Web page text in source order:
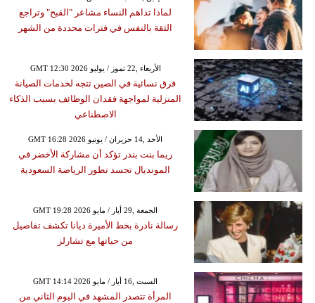
لماذا تداهم النساء مشاعر "القبح" وتراجع
الثقة بالنفس في فترات محددة من الشهر
GMT 12:30 2026 الأربعاء ,22 تموز / يوليو
فرق نسائية في الصين تتجه لخدمات الصيانة
المنزلية لمواجهة فقدان الوظائف بسبب الذكاء
الاصطناعي
GMT 16:28 2026 الأحد ,14 حزيران / يونيو
ريما بنت بندر تؤكد أن مشاركة الأخضر في
المونديال تجسد تطور الرياضة السعودية
GMT 19:28 2026 الجمعة ,29 أيار / مايو
رسالة نادرة بخط الأميرة ديانا تكشف تفاصيل
من حياتها مع تشارلز
GMT 14:14 2026 السبت ,16 أيار / مايو
المرأة تتصدر المشهد في اليوم الثاني من